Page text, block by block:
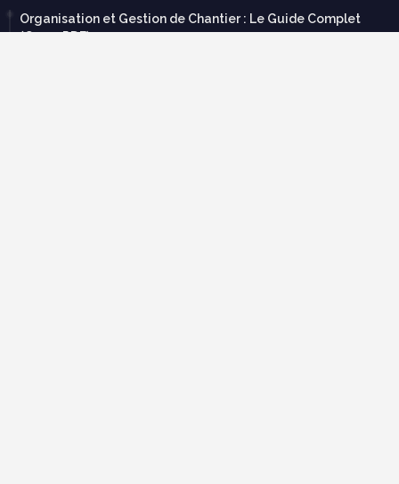
Organisation et Gestion de Chantier : Le Guide Complet
(Cours PDF)